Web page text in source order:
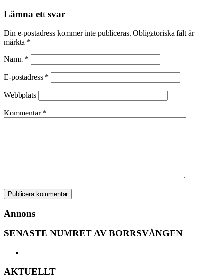
Lämna ett svar
Din e-postadress kommer inte publiceras. Obligatoriska fält är
märkta *
Namn *
E-postadress *
Webbplats
Kommentar *
Annons
SENASTE NUMRET AV BORRSVÄNGEN
AKTUELLT